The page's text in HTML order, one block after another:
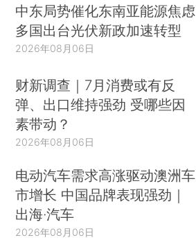
中东局势催化东南亚能源焦虑
多国出台光伏新政加速转型
2026年08月06日
财新调查｜7月消费或有反
弹、出口维持强劲 受哪些因
素带动？
2026年08月06日
电动汽车需求高涨驱动澳洲车
市增长 中国品牌表现强劲｜
出海·汽车
2026年08月06日